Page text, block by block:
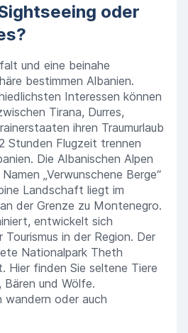
oder
und eine beinahe
bestimmen Albanien.
Interessen können
Tirana, Durres,
ihren Traumurlaub
Stunden Flugzeit trennen
Die Albanischen Alpen
„Verwunschene Berge“
Landschaft liegt im
der Grenze zu Montenegro.
entwickelt sich
in der Region. Der
Nationalpark Theth
Hier finden Sie seltene Tiere
Bären und Wölfe.
wandern oder auch